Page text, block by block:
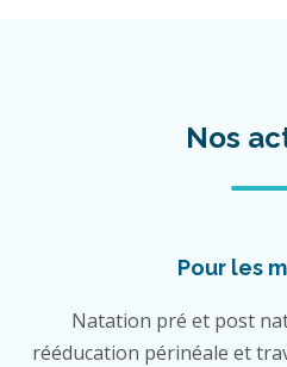
Nos
Pour les
Natation pré et post
rééducation périnéale et